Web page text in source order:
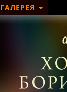
ГАЛЕРЕЯ